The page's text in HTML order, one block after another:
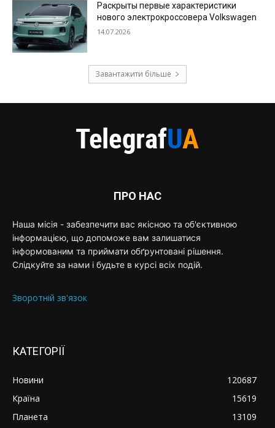
Раскрыты первые характеристики
нового электрокроссовера Volkswagen
14.07.2026
Завантажити більше
ПРО НАС
Наша місія - забезпечити вас якісною та об'єктивною
інформацією, що допоможе вам залишатися
інформованим та приймати обґрунтовані рішення.
Слідкуйте за нами і будьте в курсі всіх подій.
Зворотній зв'язок
КАТЕГОРІЇ
Новини
120687
Країна
15619
Планета
13109